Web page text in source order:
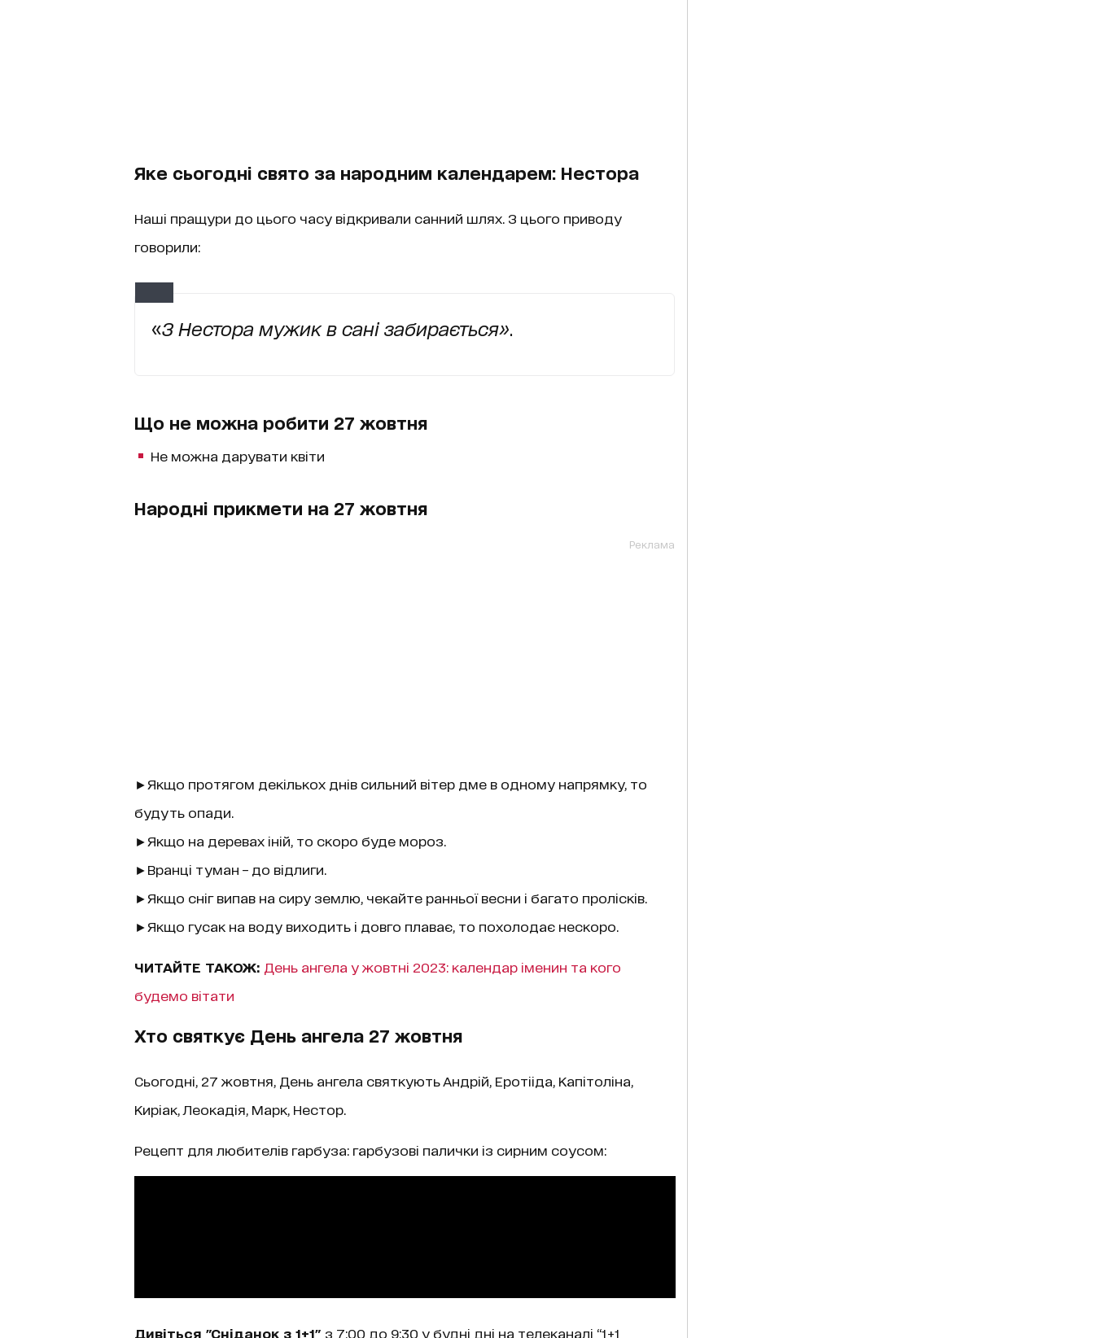
Яке сьогодні свято за народним календарем: Нестора
Наші пращури до цього часу відкривали санний шлях. З цього приводу
говорили:
«З Нестора мужик в сані забирається»
Що не можна робити 27 жовтня
Не можна дарувати квіти
Народні прикмети на 27 жовтня
Реклама
►Якщо протягом декількох днів сильний вітер дме в одному напрямку, то
будуть опади.
►Якщо на деревах іній, то скоро буде мороз.
►Вранці туман – до відлиги.
►Якщо сніг випав на сиру землю, чекайте ранньої весни і багато пролісків.
►Якщо гусак на воду виходить і довго плаває, то похолодає нескоро.
ЧИТАЙТЕ ТАКОЖ: День ангела у жовтні 2023: календар іменин та кого
будемо вітати
Хто святкує День ангела 27 жовтня
Сьогодні, 27 жовтня, День ангела святкують Андрій, Еротііда, Капітоліна,
Киріак, Леокадія, Марк, Нестор.
Рецепт для любителів гарбуза: гарбузові палички із сирним соусом:
Дивіться "Сніданок з 1+1" з 7:00 до 9:30 у будні дні на телеканалі “1+1